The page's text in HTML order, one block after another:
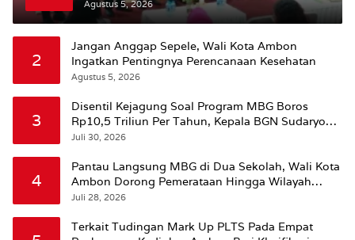
Agustus 5, 2026
2
Jangan Anggap Sepele, Wali Kota Ambon
Ingatkan Pentingnya Perencanaan Kesehatan
Agustus 5, 2026
3
Disentil Kejagung Soal Program MBG Boros
Rp10,5 Triliun Per Tahun, Kepala BGN Sudaryono
Beri Penjelasan
Juli 30, 2026
4
Pantau Langsung MBG di Dua Sekolah, Wali Kota
Ambon Dorong Pemerataan Hingga Wilayah
Leitimur Selatan
Juli 28, 2026
Terkait Tudingan Mark Up PLTS Pada Empat